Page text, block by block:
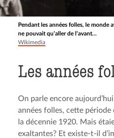
Pendant les années folles, le monde
ne pouvait qu’aller de l’avant…
Wikimedia
Les années
On parle encore
années folles, cette période
la décennie 1920. Mais
exaltantes? Et existe-t-il